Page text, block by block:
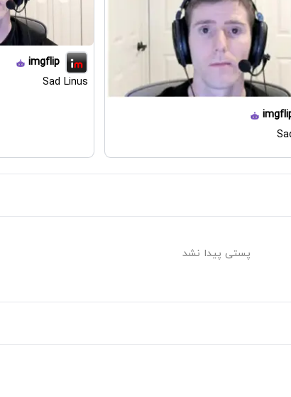
imgflip
Sad Linus
پستی پیدا نشد